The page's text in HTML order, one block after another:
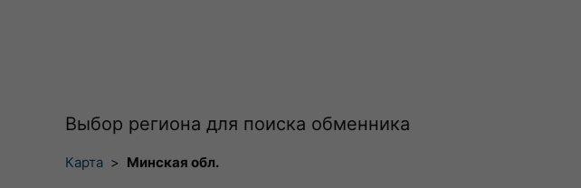
Выбор региона для поиска обменника
Карта > Минская обл.